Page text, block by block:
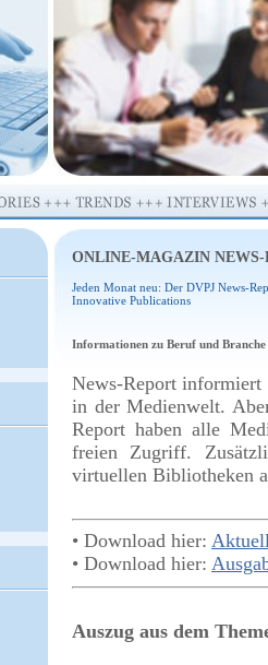
ONLINE-MAGAZIN NEWS-
Jeden Monat neu: Der DVPJ News-
Innovative Publications
Informationen zu Beruf und Branche
News-Report informiert
in der Medienwelt.
Report haben alle
freien Zugriff.
virtuellen Bibliotheken
• Download hier:
• Download hier:
Auszug aus dem